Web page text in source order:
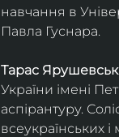
навчання в
Павла Гуснара.
Тарас
України імені
аспірантуру.
всеукраїнських